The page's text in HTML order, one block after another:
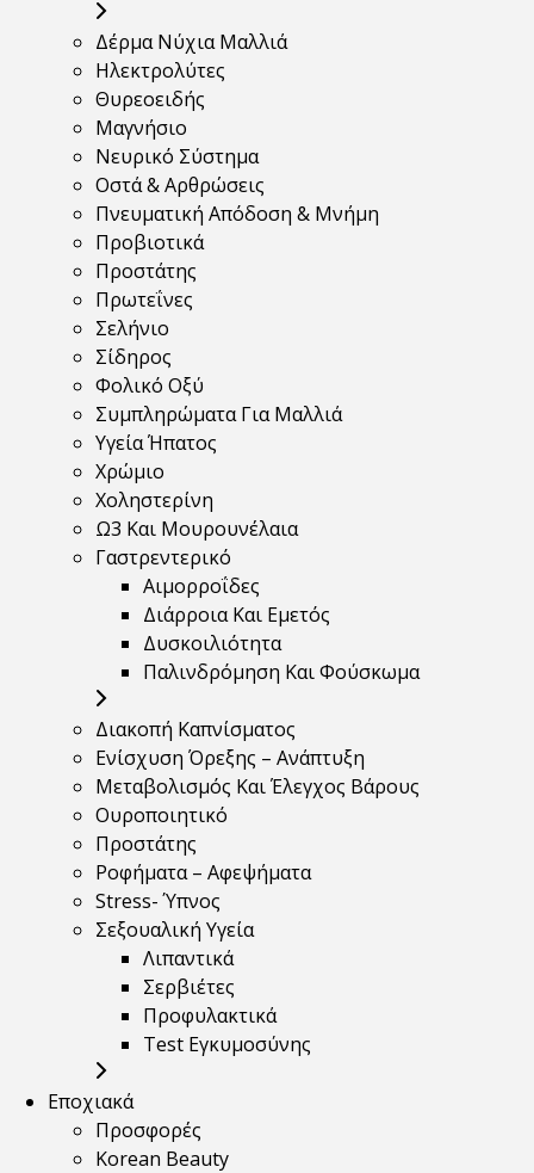
Δέρμα Νύχια Μαλλιά
Ηλεκτρολύτες
Θυρεοειδής
Μαγνήσιο
Νευρικό Σύστημα
Οστά & Αρθρώσεις
Πνευματική Απόδοση & Μνήμη
Προβιοτικά
Προστάτης
Πρωτεΐνες
Σελήνιο
Σίδηρος
Φολικό Οξύ
Συμπληρώματα Για Μαλλιά
Υγεία Ήπατος
Χρώμιο
Χοληστερίνη
Ω3 Και Μουρουνέλαια
Γαστρεντερικό
Αιμορροΐδες
Διάρροια Και Εμετός
Δυσκοιλιότητα
Παλινδρόμηση Και Φούσκωμα
Διακοπή Καπνίσματος
Ενίσχυση Όρεξης – Ανάπτυξη
Μεταβολισμός Και Έλεγχος Βάρους
Ουροποιητικό
Προστάτης
Ροφήματα – Αφεψήματα
Stress- Ύπνος
Σεξουαλική Υγεία
Λιπαντικά
Σερβιέτες
Προφυλακτικά
Test Εγκυμοσύνης
Εποχιακά
Προσφορές
Korean Beauty